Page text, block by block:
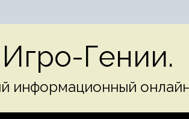
Игро-Гении.
информационный